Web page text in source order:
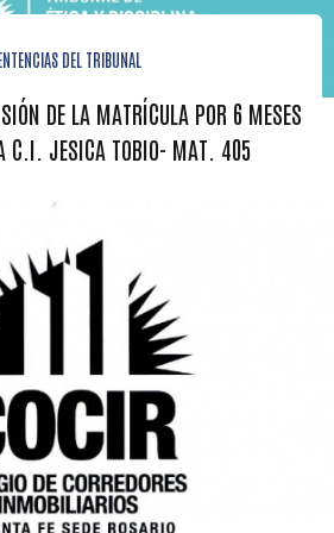
DEL TRIBUNAL
DE LA MATRÍCULA POR 6 MESES
C.I. JESICA TOBIO- MAT. 405